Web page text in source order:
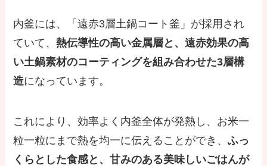
内釜には、「遠赤3層土鍋コート釜」が採用され
ていて、熱伝導性の高い金属層と、遠赤効果の高
い土鍋素材のコーティングを組み合わせた3層構
造になっています。
これにより、効率よく内釜全体が発熱し、お米一
粒一粒にまで熱を均一に伝えることができ、ふっ
くらとした食感と、甘みのある美味しいごはんが